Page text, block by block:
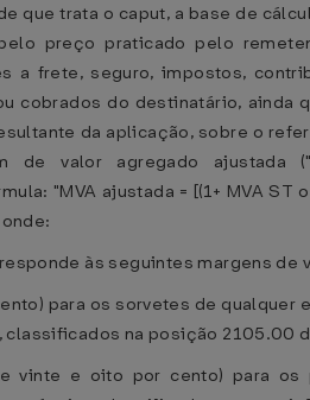
que trata o caput, a base de
preço praticado pelo
a frete, seguro, impostos,
cobrados do destinatário, ainda
da aplicação, sobre o
de valor agregado ajustada
"MVA ajustada = [(1+ MVA ST
às seguintes margens de
para os sorvetes de qualquer
classificados na posição 2105.00
vinte e oito por cento) para os